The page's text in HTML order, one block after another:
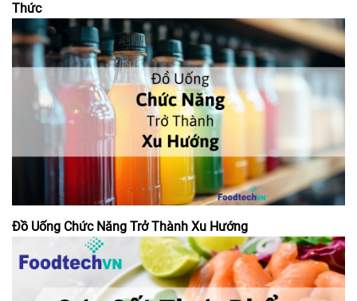
Thức
Đồ Uống Chức Năng Trở Thành Xu Hướng